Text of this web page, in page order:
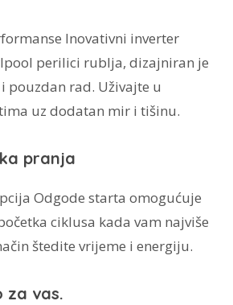
Inovativni inverter
perilici rublja, dizajniran je
pouzdan rad. Uživajte u
uz dodatan mir i tišinu.
pranja
Odgode starta omogućuje
ciklusa kada vam najviše
štedite vrijeme i energiju.
za vas.